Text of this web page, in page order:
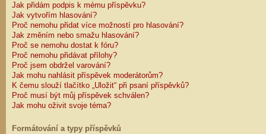
Jak přidám podpis k mému příspěvku?
Jak vytvořím hlasování?
Proč nemohu přidat více možností pro hlasování?
Jak změním nebo smažu hlasování?
Proč se nemohu dostat k fóru?
Proč nemohu přidávat přílohy?
Proč jsem obdržel varování?
Jak mohu nahlásit příspěvek moderátorům?
K čemu slouží tlačítko „Uložit“ při psaní příspěvků?
Proč musí být můj příspěvek schválen?
Jak mohu oživit svoje téma?
Formátování a typy příspěvků